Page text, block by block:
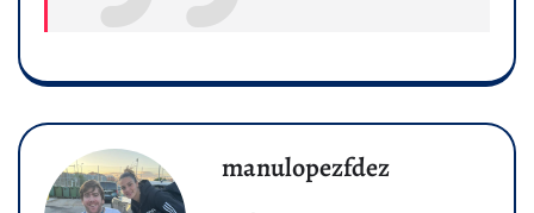
manulopezfdez